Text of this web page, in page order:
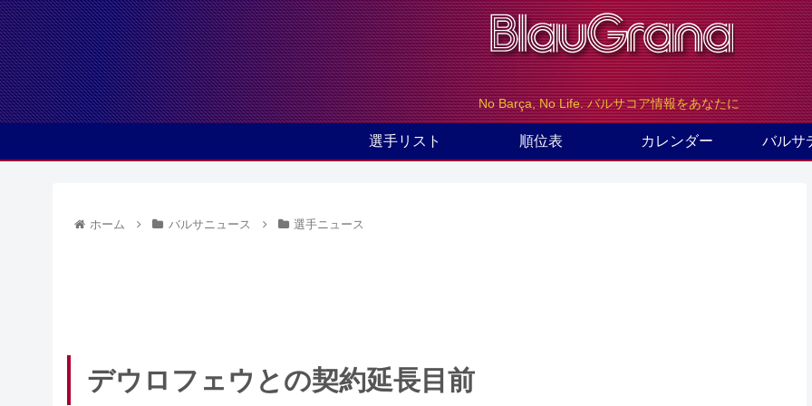
No Barça, No Life. バルサコア情報をあなたに
選手リスト 順位表 カレンダー バルサ
ホーム バルサニュース 選手ニュース
デウロフェウとの契約延長目前